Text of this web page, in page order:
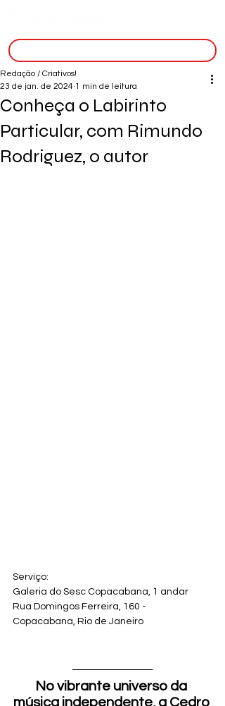
Conheça o Labirinto
Particular, com Rimundo
Rodriguez, o autor
Redação / Criativos!
23 de jan. de 2024 1 min de leitura
Serviço:
Galeria do Sesc Copacabana, 1 andar
Rua Domingos Ferreira, 160 -
Copacabana, Rio de Janeiro
No vibrante universo da
música independente, a Cedro